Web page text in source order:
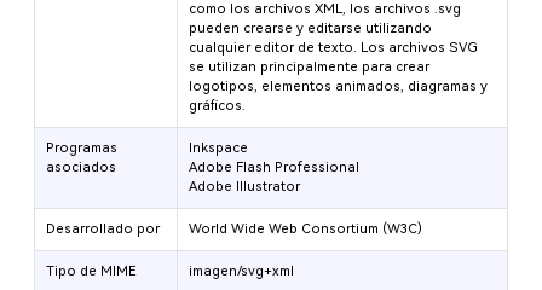
como los archivos XML, los archivos .svg
pueden crearse y editarse utilizando
cualquier editor de texto. Los archivos SVG
se utilizan principalmente para crear
logotipos, elementos animados, diagramas y
gráficos.
Programas
asociados
Inkspace
Adobe Flash Professional
Adobe Illustrator
Desarrollado por World Wide Web Consortium (W3C)
Tipo de MIME imagen/svg+xml